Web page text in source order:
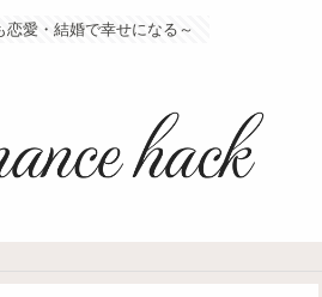
恋愛・結婚で幸せになる～